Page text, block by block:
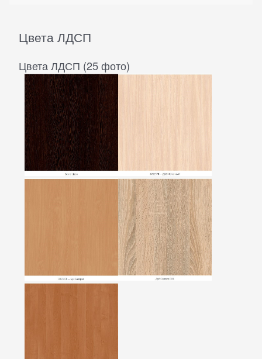
Цвета ЛДСП
Цвета ЛДСП (25 фото)